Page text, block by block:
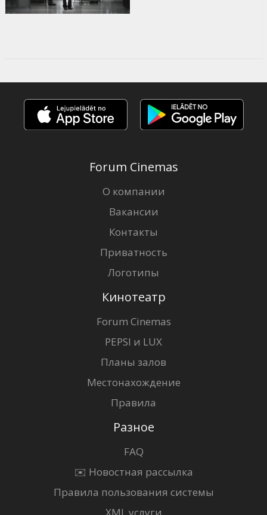
Forum Cinemas
О компании
Вакансии
Контакты
Приватность
Логотипы
Кинотеатр
Forum Cinemas
PEPSI и LUX
Планы залов
Местонахождение
Правила
Разное
FAQ
✉️ Новостная рассылка
Правила пользования системы
XML услуги